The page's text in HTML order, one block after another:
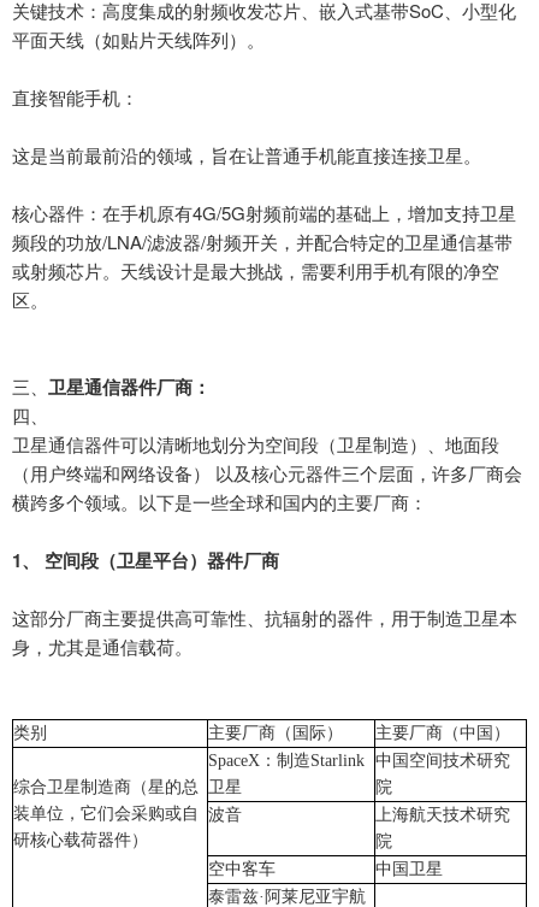
关键技术：高度集成的射频收发芯片、嵌入式基带SoC 、小型化
平面天线（如贴片天线阵列）。
直接智能手机：
这是当前最前沿的领域，旨在让普通手机能直接连接卫星。
核心器件：在手机原有4G/5G射频前端的基础上，增加支持卫星
频段的功放/LNA/滤波器/射频开关，并配合特定的卫星通信基带
或射频芯片。天线设计是最大挑战，需要利用手机有限的净空
区。
三、 卫星通信器件厂商：
四、
卫星通信器件可以清晰地划分为空间段（卫星制造）、地面段
（用户终端和网络设备）
以及核心元器件三个层面，许多厂商会
横跨多个领域。以下是一些全球和国内的主要厂商：
1、 空间段（卫星平台）器件厂商
这部分厂商主要提供高可靠性、抗辐射的器件，用于制造卫星本
身，尤其是通信载荷。
类别 主要厂商（国际） 主要厂商（中国）
综合卫星制造商 （星的总
装单位，它们会采购或自
研核心载荷器件）
SpaceX ：制造Starlink
卫星
中国空间技术研究
院
波音
上海航天技术研究
院
空中客车
中国卫星
泰雷兹·阿莱尼亚宇航